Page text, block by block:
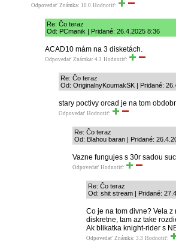
Odpovedať Známka: 10.0 Hodnotiť:
Re: Čo teraz
Od: PCmanik | Pridané: 26.4.2025 8:36
ACAD10 mám na 3 disketách.
Odpovedať Známka: 4.3 Hodnotiť:
Re: Čo teraz
Od: OriginalnyKoumakSK | Pridané:
stary poctivy orcad je na tom
Odpovedať Hodnotiť:
Re: Čo teraz
Od: Blahou baran | Pridané:
Vazne fungujes s 30r sadou
Odpovedať Hodnotiť:
Re: Čo teraz
Od: shit stream | Pridané:
Co je na tom divne? Vela
diskretne, tam az take
Ak blikatka knight-rider s
Odpovedať Známka: 3.3 Hodnotiť: